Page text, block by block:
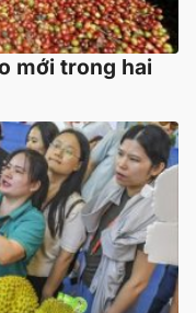
mới trong hai